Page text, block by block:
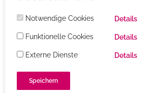
Notwendige Cookies Details
Funktionelle Cookies Details
Externe Dienste Details
Speichern